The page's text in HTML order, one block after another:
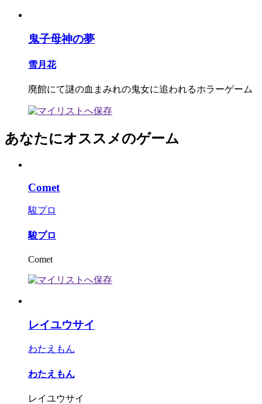
鬼子母神の夢
雪月花
廃館にて謎の血まみれの鬼女に追われるホラーゲーム
あなたにオススメのゲーム
Comet
駿プロ
駿プロ
Comet
レイユウサイ
わたえもん
わたえもん
レイユウサイ